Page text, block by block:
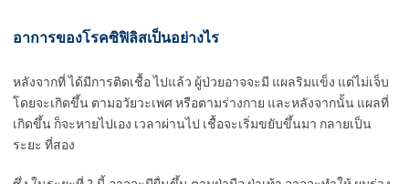
อาการของโรคซิฟิลิสเป็นอย่างไร
หลังจากที่ ได้มีการติดเชื้อ ไปแล้ว ผู้ป่วยอาจจะมี แผลริมแข็ง แต่ไม่เจ็บ
โดยจะเกิดขึ้น ตามอวัยวะเพศ หรือตามร่างกาย และหลังจากนั้น แผลที่
เกิดขึ้น ก็จะหายไปเอง เวลาผ่านไป เชื้อจะเริ่มขยับขึ้นมา กลายเป็น
ระยะ ที่สอง